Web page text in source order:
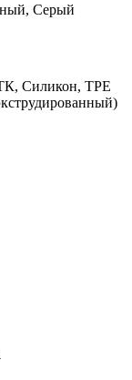
Серый
Силикон, ТРЕ